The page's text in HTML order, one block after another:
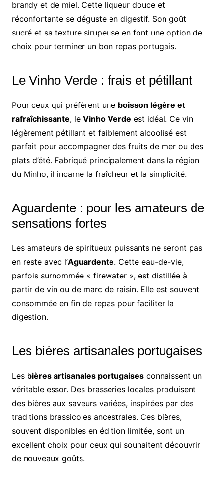
brandy et de miel. Cette liqueur douce et
réconfortante se déguste en digestif. Son goût
sucré et sa texture sirupeuse en font une option de
choix pour terminer un bon repas portugais.
Le Vinho Verde : frais et pétillant
Pour ceux qui préfèrent une boisson légère et
rafraîchissante, le Vinho Verde est idéal. Ce vin
légèrement pétillant et faiblement alcoolisé est
parfait pour accompagner des fruits de mer ou des
plats d’été. Fabriqué principalement dans la région
du Minho, il incarne la fraîcheur et la simplicité.
Aguardente : pour les amateurs de
sensations fortes
Les amateurs de spiritueux puissants ne seront pas
en reste avec l’Aguardente. Cette eau-de-vie,
parfois surnommée « firewater », est distillée à
partir de vin ou de marc de raisin. Elle est souvent
consommée en fin de repas pour faciliter la
digestion.
Les bières artisanales portugaises
Les bières artisanales portugaisesconnaissent un
véritable essor. Des brasseries locales produisent
des bières aux saveurs variées, inspirées par des
traditions brassicoles ancestrales. Ces bières,
souvent disponibles en édition limitée, sont un
excellent choix pour ceux qui souhaitent découvrir
de nouveaux goûts.